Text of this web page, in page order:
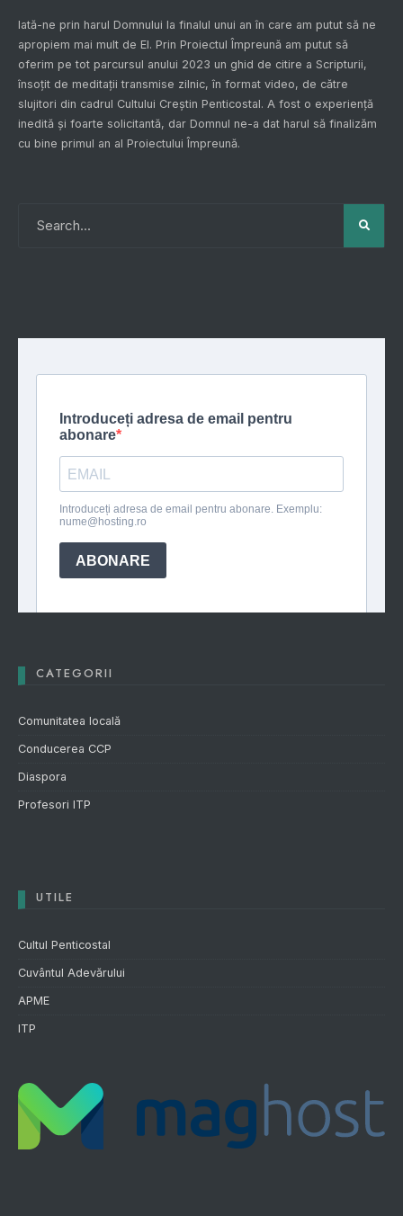
Iată-ne prin harul Domnului la finalul unui an în care am putut să ne
apropiem mai mult de El. Prin Proiectul Împreună am putut să
oferim pe tot parcursul anului 2023 un ghid de citire a Scripturii,
însoțit de meditații transmise zilnic, în format video, de către
slujitori din cadrul Cultului Creștin Penticostal. A fost o experiență
inedită și foarte solicitantă, dar Domnul ne-a dat harul să finalizăm
cu bine primul an al Proiectului Împreună.
CATEGORII
Comunitatea locală
Conducerea CCP
Diaspora
Profesori ITP
UTILE
Cultul Penticostal
Cuvântul Adevărului
APME
ITP